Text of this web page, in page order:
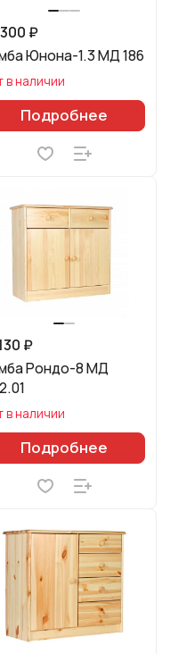
₽
Юнона-1.3 МД 186
в наличии
Подробнее
₽
Рондо-8 МД
в наличии
Подробнее